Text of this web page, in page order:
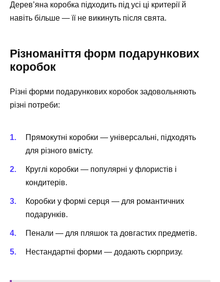
Дерев’яна коробка підходить під усі ці критерії й
навіть більше — її не викинуть після свята.
Різноманіття форм подарункових
коробок
Різні форми подарункових коробок задовольняють
різні потреби:
Прямокутні коробки — універсальні, підходять
для різного вмісту.
Круглі коробки — популярні у флористів і
кондитерів.
Коробки у формі серця — для романтичних
подарунків.
Пенали — для пляшок та довгастих предметів.
Нестандартні форми — додають сюрпризу.